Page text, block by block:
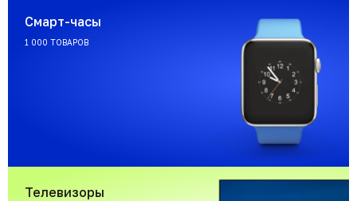
Смарт-часы
1 000 ТОВАРОВ
Телевизоры